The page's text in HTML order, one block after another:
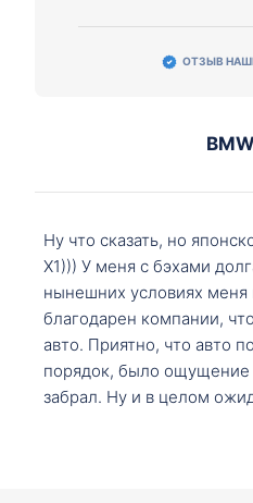
ОТЗЫВ
Ну что сказать, но
X1))) У меня с бэхами
нынешних условиях
благодарен компании,
авто. Приятно, что авто
порядок, было ощущение
забрал. Ну и в целом